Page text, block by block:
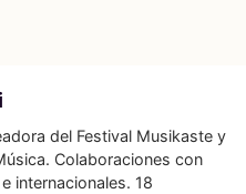
del Festival Musikaste y
Colaboraciones con
internacionales. 18